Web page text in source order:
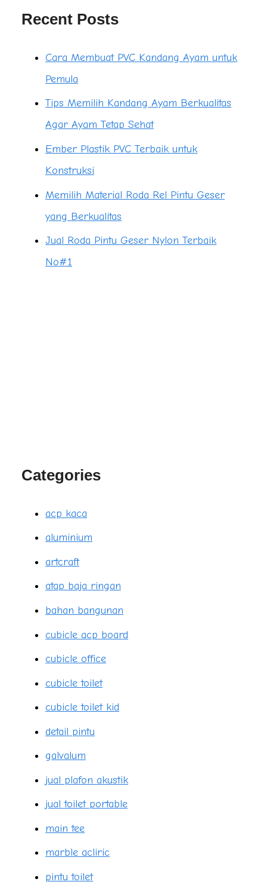
Recent Posts
Cara Membuat PVC Kandang Ayam untuk
Pemula
Tips Memilih Kandang Ayam Berkualitas
Agar Ayam Tetap Sehat
Ember Plastik PVC Terbaik untuk
Konstruksi
Memilih Material Roda Rel Pintu Geser
yang Berkualitas
Jual Roda Pintu Geser Nylon Terbaik
No#1
Categories
acp kaca
aluminium
artcraft
atap baja ringan
bahan bangunan
cubicle acp board
cubicle office
cubicle toilet
cubicle toilet kid
detail pintu
galvalum
jual plafon akustik
jual toilet portable
main tee
marble acliric
pintu toilet